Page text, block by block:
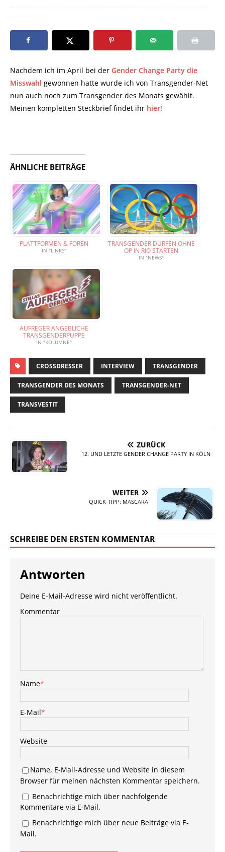
Nachdem ich im April bei der Gender Change Party die
Misswahl gewonnen hatte wurde ich von Transgender-Net
nun auch noch zum Transgender des Monats gewählt.
Meinen kompletten Steckbrief findet ihr hier!
ÄHNLICHE BEITRÄGE
PLATTFORMEN & FOREN
IN "LINKS"
TRANSGENDER DÜRFEN OHNE
OP IN RIO STARTEN
IN "NEWS"
AUFREGER ANGEBLICHE
TRANSGENDERPUPPE
IN "KOLUMNE"
CROSSDRESSER INTERVIEW TRANSGENDER
TRANSGENDER DES MONATS TRANSGENDER-NET
TRANSVESTIT
ZURÜCK
12. UND LETZTE GENDER CHANGE PARTY IN KÖLN
WEITER
QUICK-TIPP: MASCARA
SCHREIBE DEN ERSTEN KOMMENTAR
Antworten
Deine E-Mail-Adresse wird nicht veröffentlicht.
Kommentar
Name*
E-Mail*
Website
Name, E-Mail-Adresse und Website in diesem
Browser für meinen nächsten Kommentar speichern.
Benachrichtige mich über nachfolgende
Kommentare via E-Mail.
Benachrichtige mich über neue Beiträge via E-
Mail.